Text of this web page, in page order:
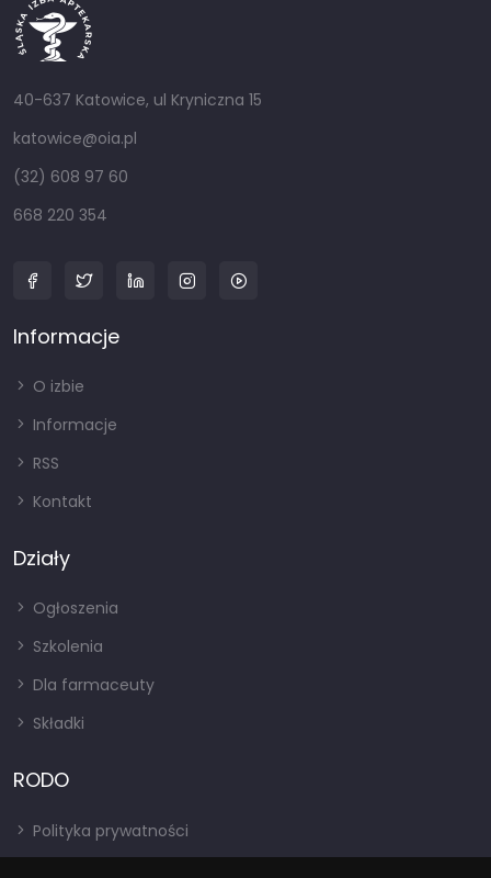
40-637 Katowice, ul Kryniczna 15
katowice@oia.pl
(32) 608 97 60
668 220 354
Informacje
O izbie
Informacje
RSS
Kontakt
Działy
Ogłoszenia
Szkolenia
Dla farmaceuty
Składki
RODO
Polityka prywatności